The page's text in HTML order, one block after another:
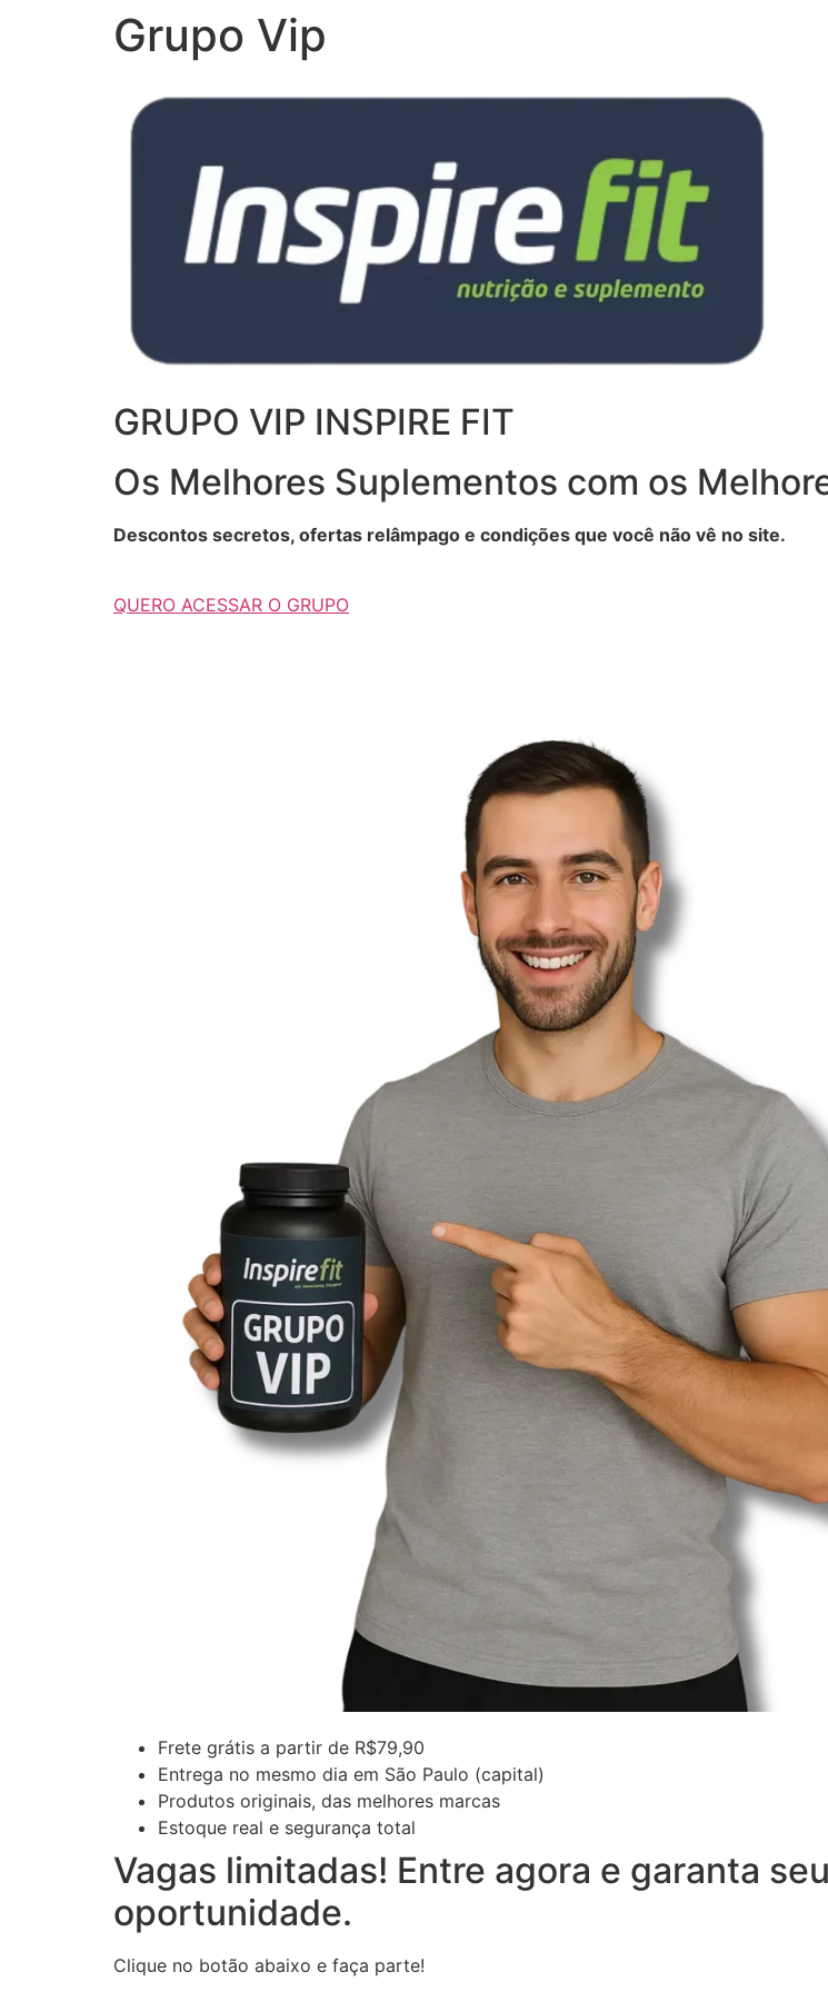
Grupo Vip
GRUPO VIP INSPIRE FIT
Os Melhores Suplementos com os
Descontos secretos, ofertas relâmpago e condições que você não vê no site.
QUERO ACESSAR O GRUPO
Frete grátis a partir de R$79,90
Entrega no mesmo dia em São Paulo (capital)
Produtos originais, das melhores marcas
Estoque real e segurança total
Vagas limitadas! Entre agora e garanta
oportunidade.
Clique no botão abaixo e faça parte!